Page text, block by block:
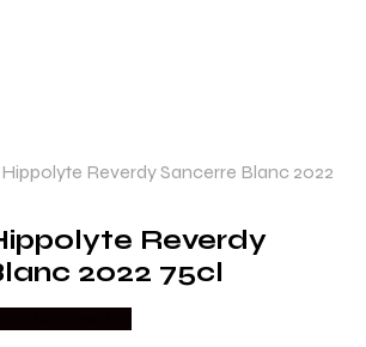
Reverdy Sancerre Blanc 2022
Reverdy
2022 75cl